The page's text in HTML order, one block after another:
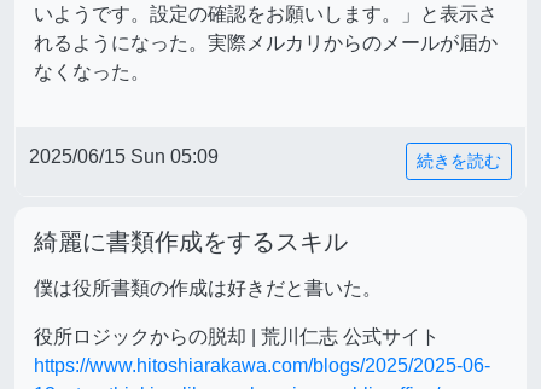
いようです。設定の確認をお願いします。」と表示さ
れるようになった。実際メルカリからのメールが届か
なくなった。
2025/06/15 Sun 05:09 続きを読む
綺麗に書類作成をするスキル
僕は役所書類の作成は好きだと書いた。
役所ロジックからの脱却 | 荒川仁志 公式サイト
https://www.hitoshiarakawa.com/blogs/2025/2025-06-